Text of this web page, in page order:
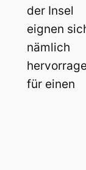
der Insel
eignen
nämlich
für einen